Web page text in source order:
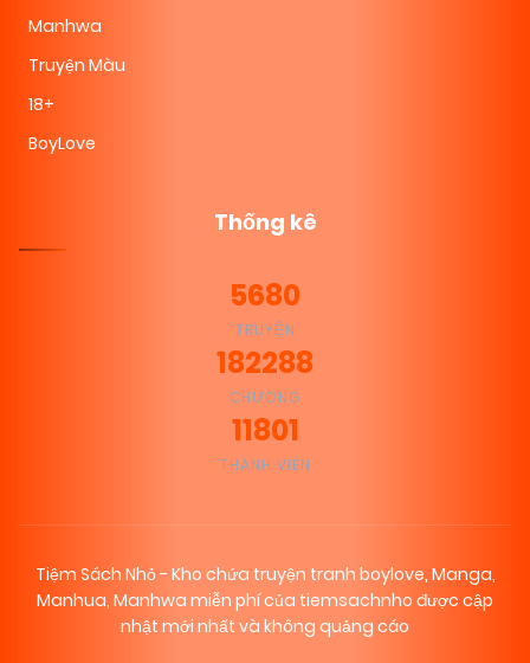
Manhwa
Truyện Màu
18+
BoyLove
Thống kê
5680
TRUYỆN
182288
CHƯƠNG
11801
THÀNH VIÊN
Tiệm Sách Nhỏ - Kho chứa truyện tranh boylove, Manga,
Manhua, Manhwa miễn phí của tiemsachnho được cập
nhật mới nhất và không quảng cáo